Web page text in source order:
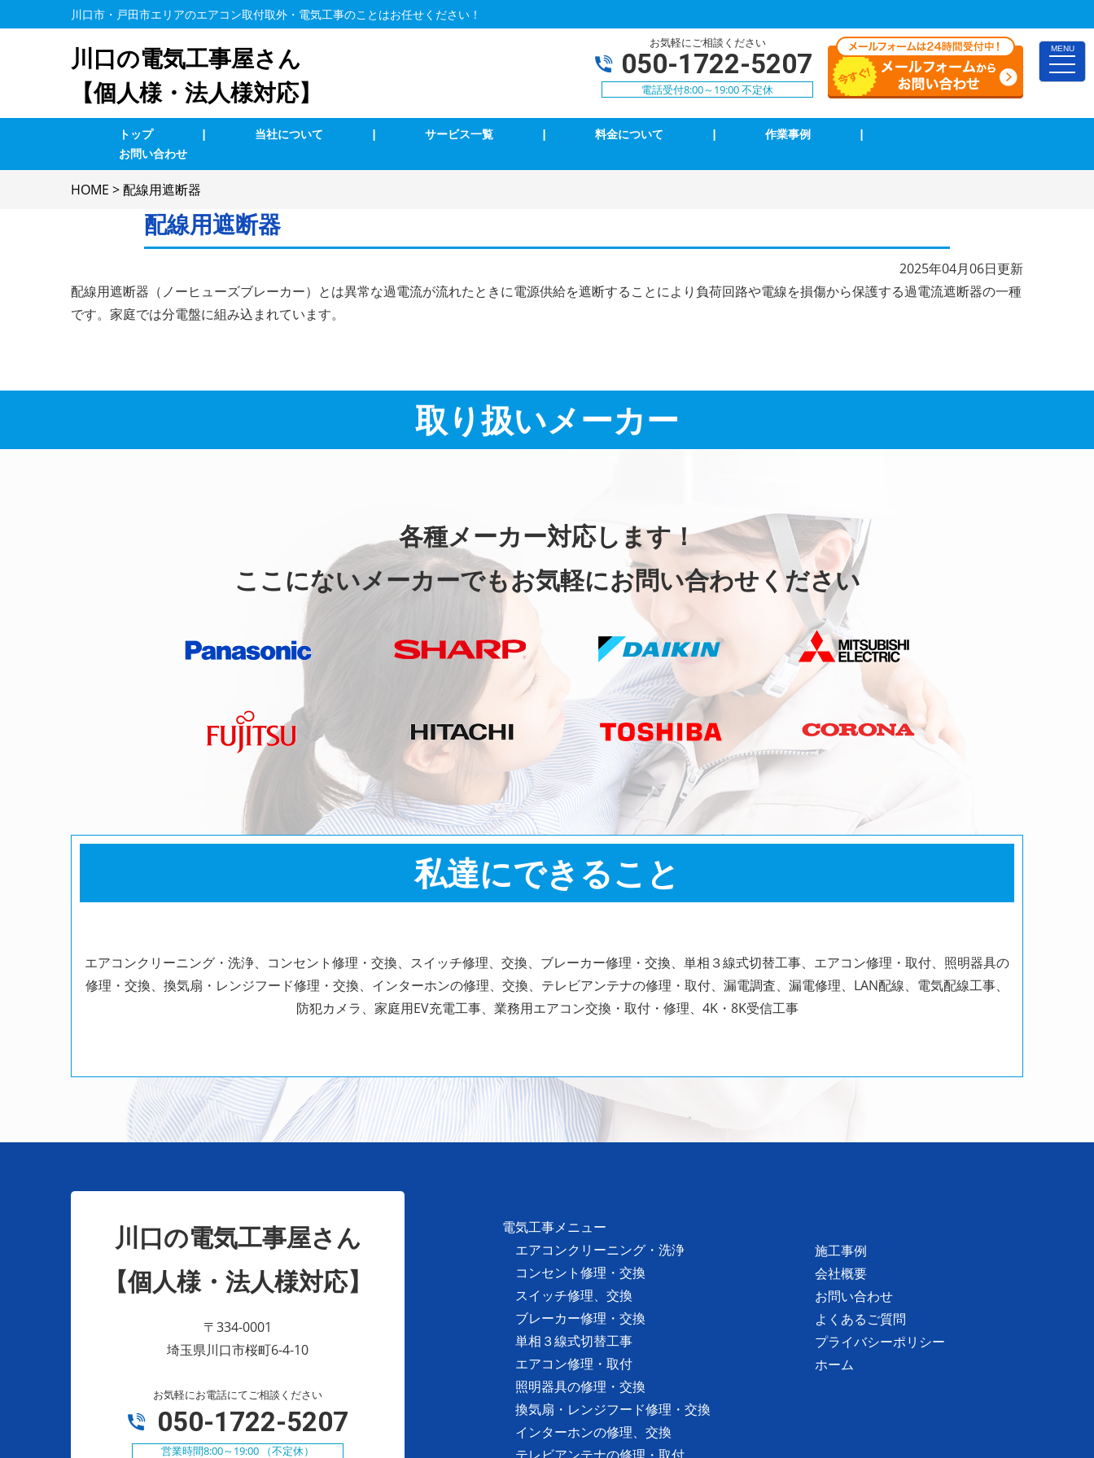
MENU
toggle
川口市・戸田市エリアのエアコン取付取外・電気工事のことはお任せください！
川口の電気工事屋さん
【個人様・法人様対応】
お気軽にご相談ください
050-1722-5207
電話受付8:00～19:00 不定休
トップ | 当社について | サービス一覧
業務用エアコン交換・取付・修理 エアコンクリーニング エアコン修理・取付
TVアンテナ修理・取付
インターホン修理・取付
ブレーカー修理・取付
LAN、電気配線工事
| 料金について | 作業事例
|
お問い合わせ
HOME >配線用遮断器
配線用遮断器
2025年04月06日更新
配線用遮断器（ノーヒューズブレーカー）とは異常な過電流が流れたときに電源供給を遮断することにより負荷回路や電線を損傷から保護する過電流遮断器の一種
です。家庭では分電盤に組み込まれています。
取り扱いメーカー
各種メーカー対応します！
ここにないメーカーでもお気軽にお問い合わせください
私達にできること
エアコンクリーニング・洗浄、コンセント修理・交換、スイッチ修理、交換、ブレーカー修理・交換、単相３線式切替工事、エアコン修理・取付、照明器具の
修理・交換、換気扇・レンジフード修理・交換、インターホンの修理、交換、テレビアンテナの修理・取付、漏電調査、漏電修理、LAN配線、電気配線工事、
防犯カメラ、家庭用EV充電工事、業務用エアコン交換・取付・修理、4K・8K受信工事
川口の電気工事屋さん
【個人様・法人様対応】
〒334-0001
埼玉県川口市桜町6-4-10
お気軽にお電話にてご相談ください
050-1722-5207
営業時間8:00～19:00 （不定休）
電気工事メニュー
エアコンクリーニング・洗浄
コンセント修理・交換
スイッチ修理、交換
ブレーカー修理・交換
単相３線式切替工事
エアコン修理・取付
照明器具の修理・交換
換気扇・レンジフード修理・交換
インターホンの修理、交換
施工事例
会社概要
お問い合わせ
よくあるご質問
プライバシーポリシー
ホーム